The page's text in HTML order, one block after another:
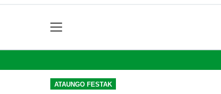
ATAUNGO FESTAK